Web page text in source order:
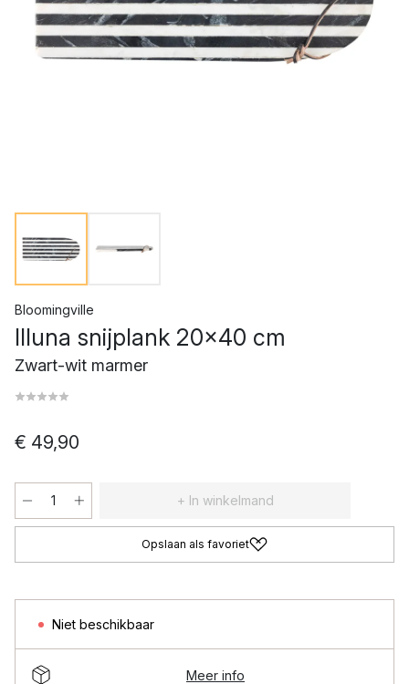
Bloomingville
Illuna snijplank 20x40 cm
Zwart-wit marmer
€ 49,90
+ In winkelmand
Opslaan als favoriet
Niet beschikbaar
Meer info